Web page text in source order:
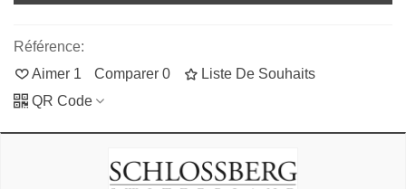
Référence:
Aimer 1 Comparer 0
Liste De Souhaits
QR Code